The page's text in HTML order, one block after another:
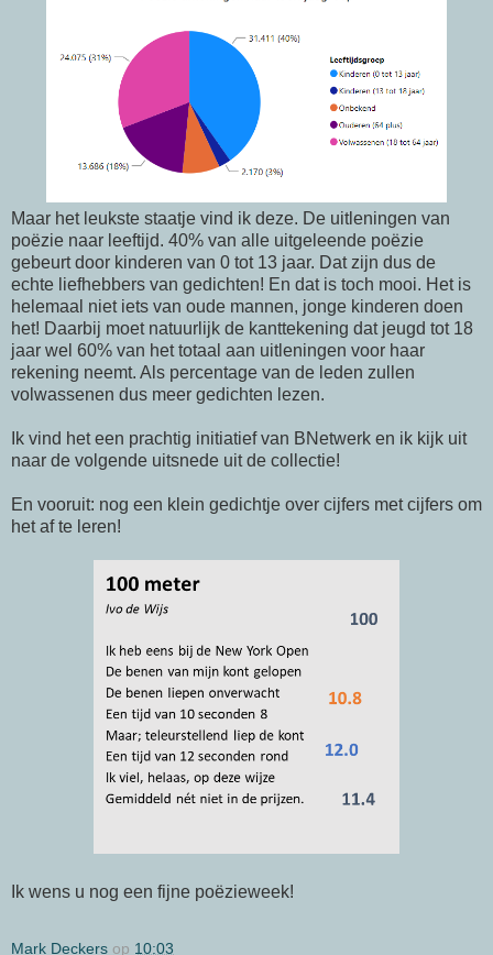
Maar het leukste staatje vind ik deze. De uitleningen van
poëzie naar leeftijd. 40% van alle uitgeleende poëzie
gebeurt door kinderen van 0 tot 13 jaar. Dat zijn dus de
echte liefhebbers van gedichten! En dat is toch mooi. Het is
helemaal niet iets van oude mannen, jonge kinderen doen
het! Daarbij moet natuurlijk de kanttekening dat jeugd tot 18
jaar wel 60% van het totaal aan uitleningen voor haar
rekening neemt. Als percentage van de leden zullen
volwassenen dus meer gedichten lezen.
Ik vind het een prachtig initiatief van BNetwerk en ik kijk uit
naar de volgende uitsnede uit de collectie!
En vooruit: nog een klein gedichtje over cijfers met cijfers om
het af te leren!
Ik wens u nog een fijne poëzieweek!
Mark Deckers op 10:03